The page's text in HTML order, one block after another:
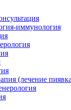
иммунология
(лечение